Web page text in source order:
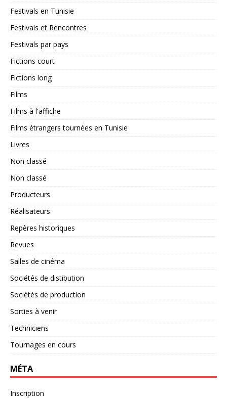
Festivals en Tunisie
Festivals et Rencontres
Festivals par pays
Fictions court
Fictions long
Films
Films à l'affiche
Films étrangers tournées en Tunisie
Livres
Non classé
Non classé
Producteurs
Réalisateurs
Repères historiques
Revues
Salles de cinéma
Sociétés de distibution
Sociétés de production
Sorties à venir
Techniciens
Tournages en cours
MÉTA
Inscription